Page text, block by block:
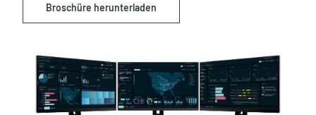
Broschüre herunterladen